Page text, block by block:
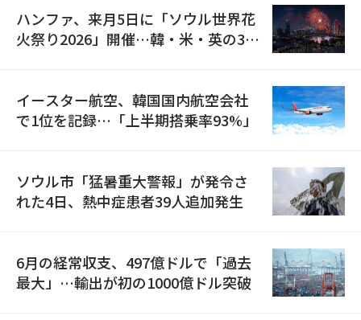
ハンファ、来月5日に「ソウル世界花
火祭り2026」開催…韓・米・英の3カ
イースター航空、韓国国内航空会社
で1位を記録…「上半期搭乗率93%」
ソウル市「猛暑重大警報」が発令さ
れた4日、熱中症患者39人追加発生
6月の経常収支、497億ドルで「過去
最大」…輸出が初の1000億ドル突破